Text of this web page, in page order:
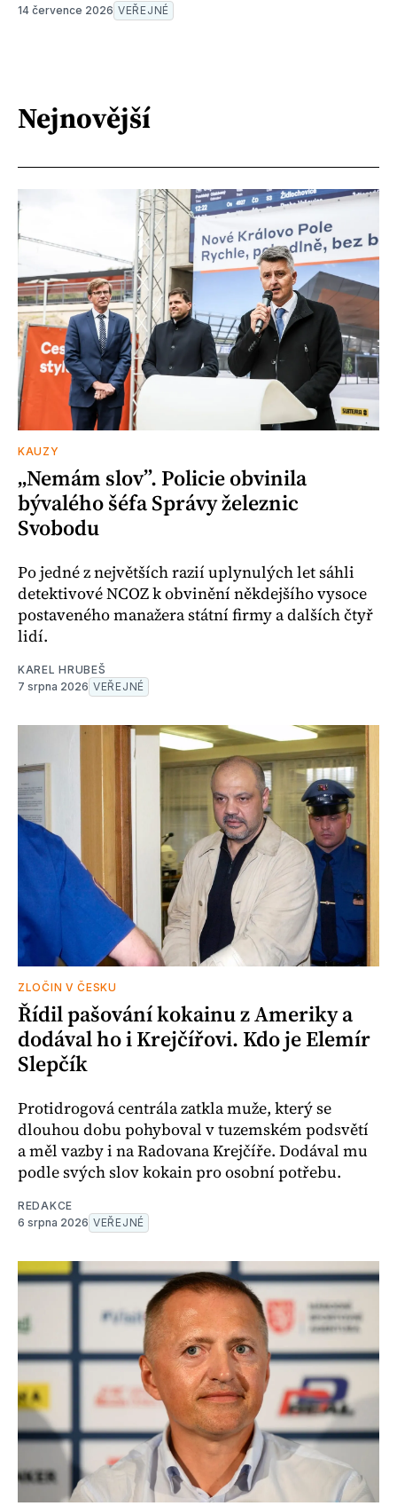
14 července 2026 VEŘEJNÉ
Nejnovější
KAUZY
„Nemám slov”. Policie obvinila
bývalého šéfa Správy železnic
Svobodu
Po jedné z největších razií uplynulých let sáhli
detektivové NCOZ k obvinění někdejšího vysoce
postaveného manažera státní firmy a dalších čtyř
lidí.
KAREL HRUBEŠ
7 srpna 2026 VEŘEJNÉ
ZLOČIN V ČESKU
Řídil pašování kokainu z Ameriky a
dodával ho i Krejčířovi. Kdo je Elemír
Slepčík
Protidrogová centrála zatkla muže, který se
dlouhou dobu pohyboval v tuzemském podsvětí
a měl vazby i na Radovana Krejčíře. Dodával mu
podle svých slov kokain pro osobní potřebu.
REDAKCE
6 srpna 2026 VEŘEJNÉ